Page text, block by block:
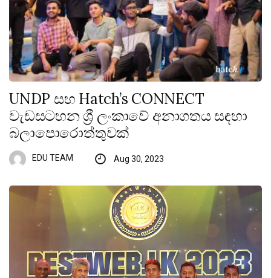
UNDP සහ Hatch’s CONNECT
වැඩසටහන ශ්‍රී ලංකාවේ අනාගතය සඳහා
බලාපොරොත්තුවක්
EDU TEAM Aug 30, 2023